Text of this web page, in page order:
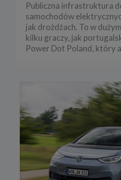
Publiczna infrastruktura
samochodów
jak drożdżach. To w
kilku graczy, jak
Power Dot Poland, który